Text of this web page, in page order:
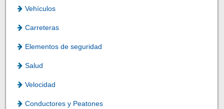
Vehículos
Carreteras
Elementos de seguridad
Salud
Velocidad
Conductores y Peatones